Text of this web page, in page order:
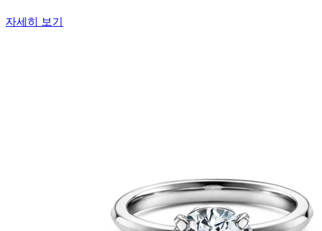
자세히 보기